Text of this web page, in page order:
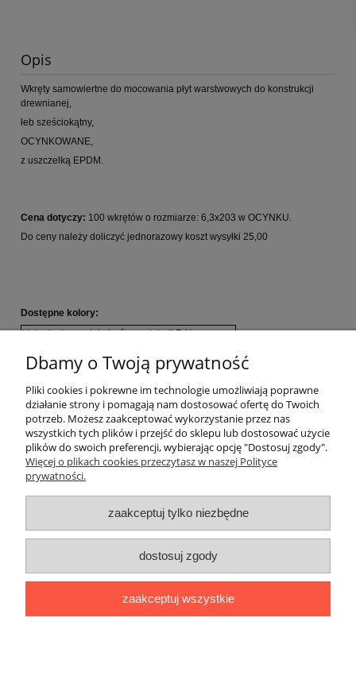
Opis
Wkręty samowiertne do mocowania płyt warstwowych do konstrukcji
drewnianej,
łeb sześciokątny,
OCYNKOWANE,
z uszczelką EPDM.
Cena dotyczy: 100 wkrętów o rozmiarze: 6,3x203 w OCYNKU.
Do ceny należy doliczyć jednorazowy koszt wysyłki 25,00
Dostępne kolory:
Lista dostępnych kolorów wg tabeli RAL
1002
6005
1003
3004 5008 6011 7006 8017
9005
1004
3009 5010 6020 7016 8019
9006
1007
3011 5012 6029 7024
9007
1014
3016 5015 7035
9010
1015
7037
1021
7038
1023
1034
7045
7047
Polityka Prywatności
Dbamy o Twoją prywatność
Pliki cookies i pokrewne im technologie umożliwiają poprawne
działanie strony i pomagają nam dostosować ofertę do Twoich
potrzeb. Możesz zaakceptować wykorzystanie przez nas
wszystkich tych plików i przejść do sklepu lub dostosować użycie
plików do swoich preferencji, wybierając opcję "Dostosuj zgody".
Więcej o plikach cookies przeczytasz w naszej Polityce
prywatności.
zaakceptuj tylko niezbędne
dostosuj zgody
zaakceptuj wszystkie